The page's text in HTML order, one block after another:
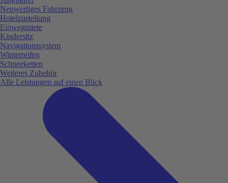
Neuwertiges Fahrzeug
Hotelzustellung
Einwegmiete
Kindersitz
Navigationssystem
Winterreifen
Schneeketten
Weiteres Zubehör
Alle Leistungen auf einen Blick